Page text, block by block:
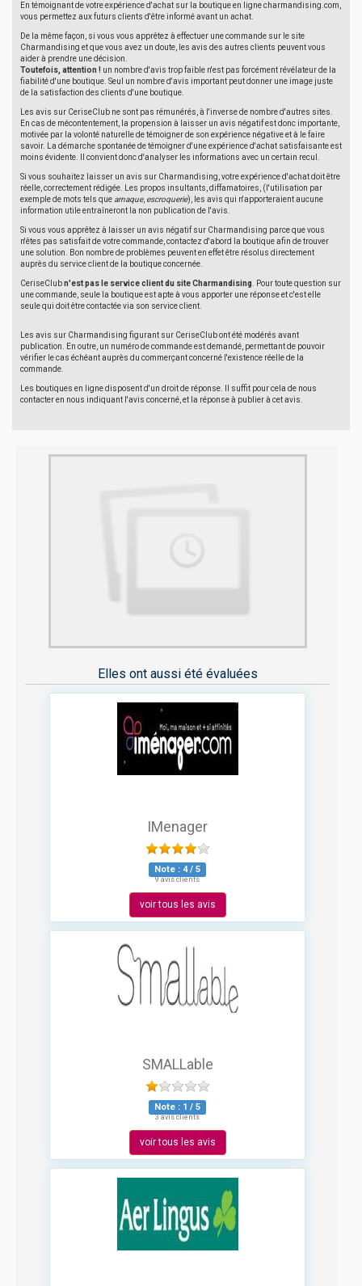
En témoignant de votre expérience d'achat sur la boutique en ligne charmandising.com,
vous permettez aux futurs clients d'être informé avant un achat.
De la même façon, si vous vous apprêtez à effectuer une commande sur le site
Charmandising et que vous avez un doute, les avis des autres clients peuvent vous
aider à prendre une décision.
Toutefois, attention ! un nombre d'avis trop faible n'est pas forcément révélateur de la
fiabilité d'une boutique. Seul un nombre d'avis important peut donner une image juste
de la satisfaction des clients d'une boutique.
Les avis sur CeriseClub ne sont pas rémunérés, à l'inverse de nombre d'autres sites.
En cas de mécontentement, la propension à laisser un avis négatif est donc importante,
motivée par la volonté naturelle de témoigner de son expérience négative et à le faire
savoir. La démarche spontanée de témoigner d'une expérience d'achat satisfaisante est
moins évidente. Il convient donc d'analyser les informations avec un certain recul.
Si vous souhaitez laisser un avis sur Charmandising, votre expérience d'achat doit être
réelle, correctement rédigée. Les propos insultants, diffamatoires, (l'utilisation par
exemple de mots tels que arnaque, escroquerie), les avis qui n'apporteraient aucune
information utile entraîneront la non publication de l'avis.
Si vous vous apprêtez à laisser un avis négatif sur Charmandising parce que vous
n'êtes pas satisfait de votre commande, contactez d'abord la boutique afin de trouver
une solution. Bon nombre de problèmes peuvent en effet être résolus directement
auprès du service client de la boutique concernée.
CeriseClubn'est pas le service client du site Charmandising . Pour toute question sur
une commande, seule la boutique est apte à vous apporter une réponse et c'est elle
seule qui doit être contactée via son service client.
Les avis sur Charmandising figurant sur CeriseClub ont été modérés avant
publication. En outre, un numéro de commande est demandé, permettant de pouvoir
vérifier le cas échéant auprès du commerçant concerné l'existence réelle de la
commande.
Les boutiques en ligne disposent d'un droit de réponse. Il suffit pour cela de nous
contacter en nous indiquant l'avis concerné, et la réponse à publier à cet avis.
Elles ont aussi été évaluées
IMenager
Note : 4/ 5
9 avis clients
voir tous les avis
SMALLable
Note : 1 / 5
3 avis clients
voir tous les avis